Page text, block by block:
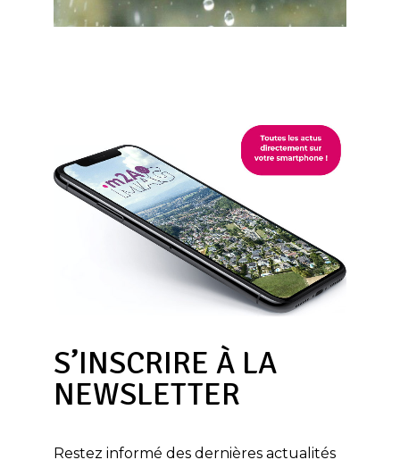
S’INSCRIRE À LA
NEWSLETTER
Restez informé des dernières actualités